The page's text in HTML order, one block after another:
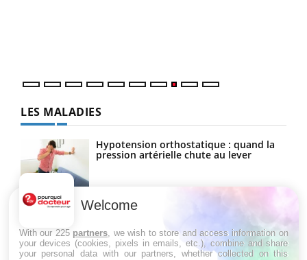
LES MALADIES
Hypotension orthostatique : quand la
pression artérielle chute au lever
Drépanocytose : une déformation des
Welcome
With our 225 partners , we wish to store and access information on
your devices (cookies, pixels in emails, etc.), combine and share
your personal data with our partners, whether collected on this